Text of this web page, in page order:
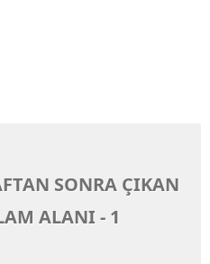
SONRA ÇIKAN
ALANI - 1